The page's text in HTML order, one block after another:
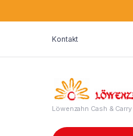
Kontakt
Löwenzahn Cash & Carry